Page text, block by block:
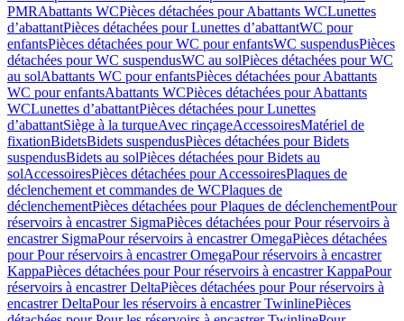
PMRAbattants WCPièces détachées pour Abattants WCLunettes
d’abattantPièces détachées pour Lunettes d’abattantWC pour
enfantsPièces détachées pour WC pour enfantsWC suspendusPièces
détachées pour WC suspendusWC au solPièces détachées pour WC
au solAbattants WC pour enfantsPièces détachées pour Abattants
WC pour enfantsAbattants WCPièces détachées pour Abattants
WCLunettes d’abattantPièces détachées pour Lunettes
d’abattantSiège à la turqueAvec rinçageAccessoiresMatériel de
fixationBidetsBidets suspendusPièces détachées pour Bidets
suspendusBidets au solPièces détachées pour Bidets au
solAccessoiresPièces détachées pour AccessoiresPlaques de
déclenchement et commandes de WCPlaques de
déclenchementPièces détachées pour Plaques de déclenchementPour
réservoirs à encastrer SigmaPièces détachées pour Pour réservoirs à
encastrer SigmaPour réservoirs à encastrer OmegaPièces détachées
pour Pour réservoirs à encastrer OmegaPour réservoirs à encastrer
KappaPièces détachées pour Pour réservoirs à encastrer KappaPour
réservoirs à encastrer DeltaPièces détachées pour Pour réservoirs à
encastrer DeltaPour les réservoirs à encastrer TwinlinePièces